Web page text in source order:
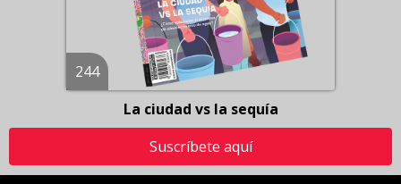
244
La ciudad vs la sequía
Suscríbete aquí